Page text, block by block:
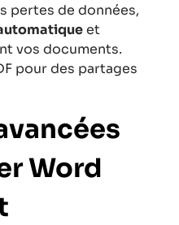
pertes de données,
et
vos documents.
pour des partages
Word